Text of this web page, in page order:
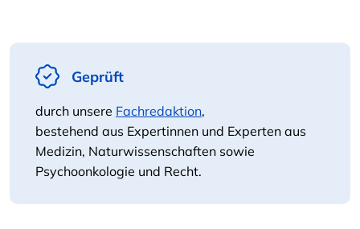
Geprüft
durch unsere Fachredaktion,
bestehend aus Expertinnen und Experten aus
Medizin, Naturwissenschaften sowie
Psychoonkologie und Recht.